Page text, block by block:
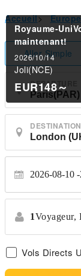
Accueil> Europe
Aller Simple
DEPARTURE
DESTINATION
2026-08-10
1Voyageur,
Vols Directs
Royaume-
maintenant!
2026/10/14
Joli(NCE)
EUR148～